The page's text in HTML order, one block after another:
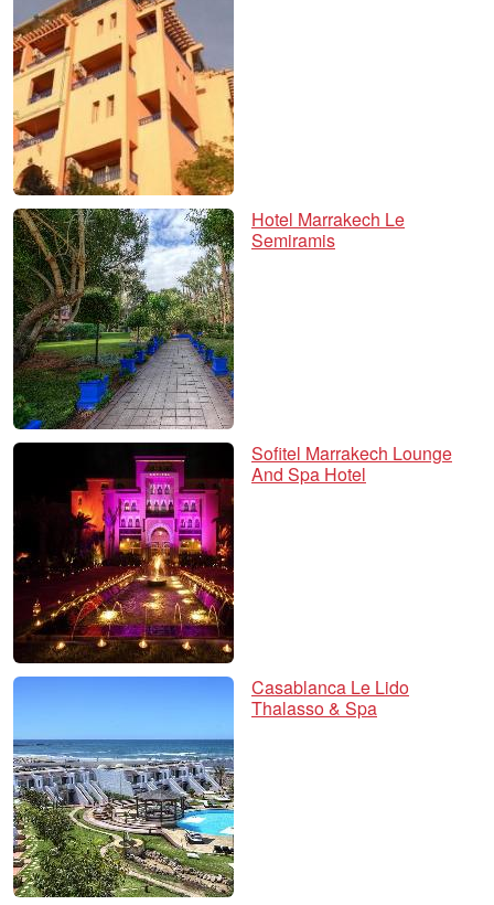
Hotel Marrakech Le
Semiramis
Sofitel Marrakech Lounge
And Spa Hotel
Casablanca Le Lido
Thalasso & Spa